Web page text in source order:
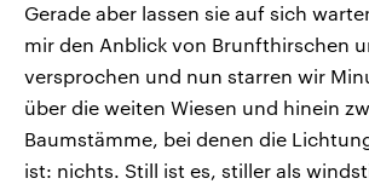
Gerade aber lassen sie auf sich
mir den Anblick von Brunfthirschen
versprochen und nun starren wir
über die weiten Wiesen und hinein
Baumstämme, bei denen die
ist: nichts. Still ist es, stiller als